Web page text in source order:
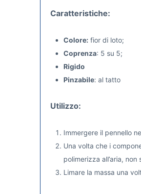
Caratteristiche:
Colore: fior di loto;
Coprenza: 5 su 5;
Rigido
Pinzabile: al tatto
Utilizzo:
Immergere il pennello
Una volta che i
polimerizza all’aria,
Limare la massa una